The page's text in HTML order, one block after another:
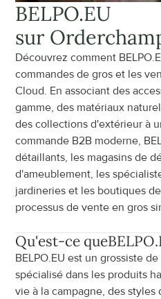
BELPO.EU
sur
Découvrez comment
commandes de gros et les
Cloud. En associant des
gamme, des matériaux
des collections d'extérieur à
commande B2B moderne,
détaillants, les magasins de
d'ameublement, les
jardineries et les boutiques
processus de vente en gros
Qu'est-ce que
BELPO.EU est un grossiste
spécialisé dans les produits
vie à la campagne, des